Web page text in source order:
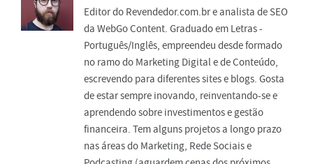
Editor do Revendedor.com.br e analista de SEO
da WebGo Content. Graduado em Letras -
Português/Inglês, empreendeu desde formado
no ramo do Marketing Digital e de Conteúdo,
escrevendo para diferentes sites e blogs. Gosta
de estar sempre inovando, reinventando-se e
aprendendo sobre investimentos e gestão
financeira. Tem alguns projetos a longo prazo
nas áreas do Marketing, Rede Sociais e